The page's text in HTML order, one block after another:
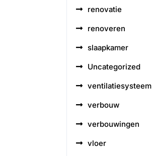
renovatie
renoveren
slaapkamer
Uncategorized
ventilatiesysteem
verbouw
verbouwingen
vloer